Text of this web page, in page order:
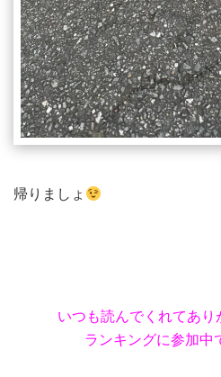
帰りましょ
いつも読んでくれてあり
ランキングに参加中